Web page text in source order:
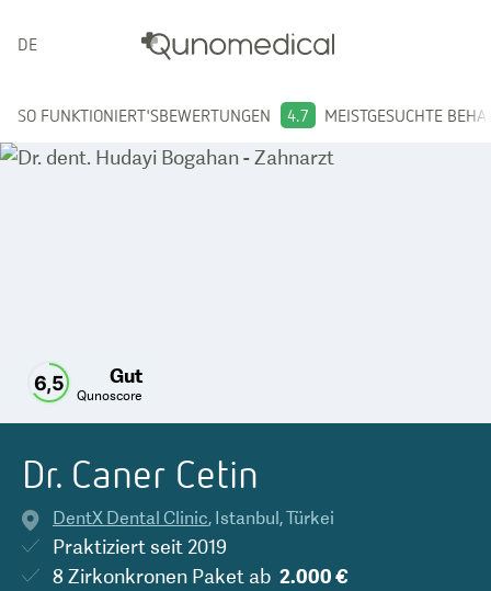
DEUTSCH
SO FUNKTIONIERT'SBEWERTUNGEN 4.7 MEISTGESUCHTE
6,5 Gut
Qunoscore
Dr. Caner Cetin
DentX Dental Clinic, Istanbul,Türkei
Praktiziert seit 2019
8 Zirkonkronen Paket ab 2.000 €